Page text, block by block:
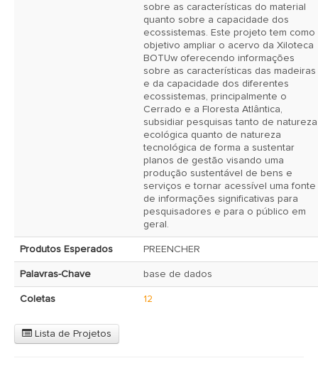
sobre as características do material
quanto sobre a capacidade dos
ecossistemas. Este projeto tem como
objetivo ampliar o acervo da Xiloteca
BOTUw oferecendo informações
sobre as características das madeiras
e da capacidade dos diferentes
ecossistemas, principalmente o
Cerrado e a Floresta Atlântica,
subsidiar pesquisas tanto de natureza
ecológica quanto de natureza
tecnológica de forma a sustentar
planos de gestão visando uma
produção sustentável de bens e
serviços e tornar acessível uma fonte
de informações significativas para
pesquisadores e para o público em
geral.
Produtos Esperados PREENCHER
Palavras-Chave base de dados
Coletas 12
Lista de Projetos